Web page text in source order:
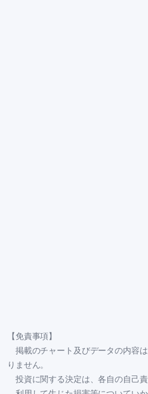
【免責事項】
掲載のチャート及びデータの内容
りません。
投資に関する決定は、各自の自己責